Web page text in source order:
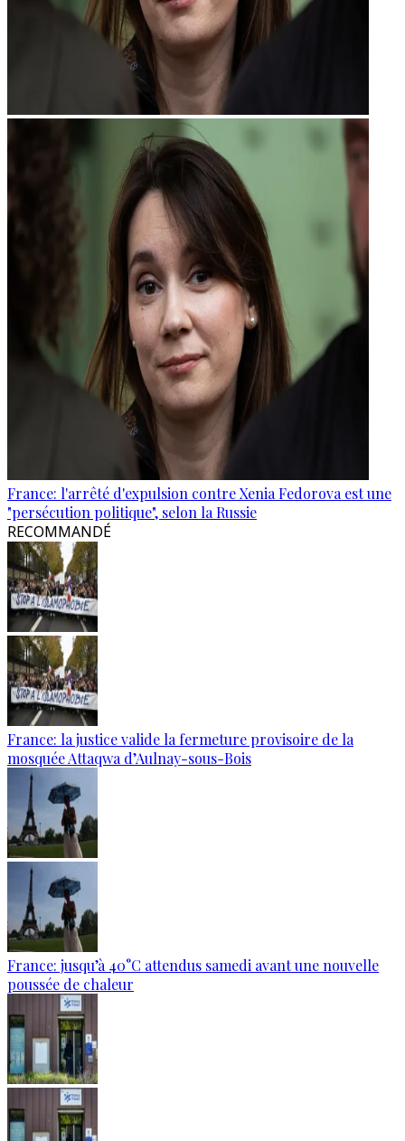
France: l'arrêté d'expulsion contre Xenia Fedorova est une
"persécution politique", selon la Russie
RECOMMANDÉ
France: la justice valide la fermeture provisoire de la
mosquée Attaqwa d’Aulnay-sous-Bois
France: jusqu’à 40°C attendus samedi avant une nouvelle
poussée de chaleur